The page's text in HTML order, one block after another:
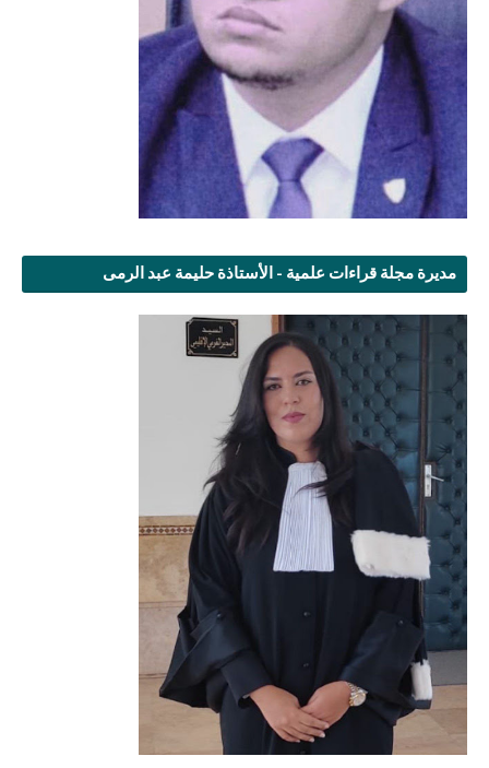
مديرة مجلة قراءات علمية - الأستاذة حليمة عبد الرمى